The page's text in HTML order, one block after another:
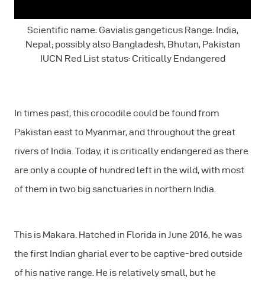
Scientific name: Gavialis gangeticus Range: India,
Nepal; possibly also Bangladesh, Bhutan, Pakistan
IUCN Red List status: Critically Endangered
In times past, this crocodile could be found from
Pakistan east to Myanmar, and throughout the great
rivers of India. Today, it is critically endangered as there
are only a couple of hundred left in the wild, with most
of them in two big sanctuaries in northern India.
This is Makara. Hatched in Florida in June 2016, he was
the first Indian gharial ever to be captive-bred outside
of his native range. He is relatively small, but he